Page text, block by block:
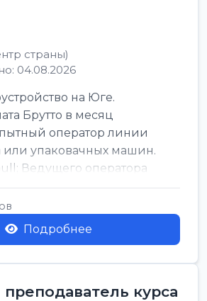
страны)
04.08.2026
на Юге.
Брутто в месяц
оператор линии
или упаковачных машин.
Ведущего оператора
контроль и по...
Подробнее
преподаватель курса